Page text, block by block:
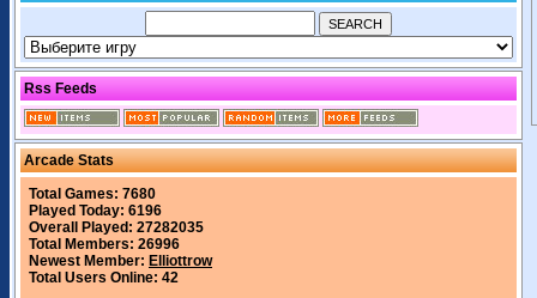
Rss Feeds
Arcade Stats
Total Games: 7680
Played Today: 6196
Overall Played: 27282035
Total Members: 26996
Newest Member: Elliottrow
Total Users Online: 42